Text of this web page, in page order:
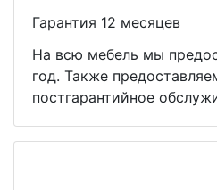
Гарантия 12 месяцев
На всю мебель мы
год. Также
постгарантийное